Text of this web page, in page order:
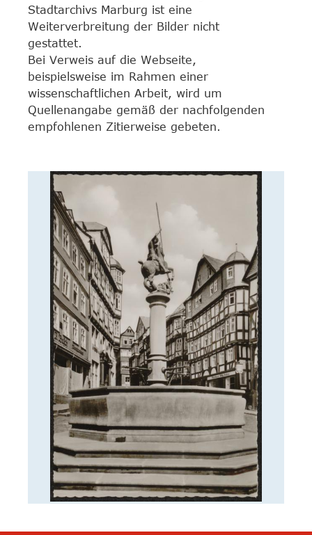
Stadtarchivs Marburg ist eine
Weiterverbreitung der Bilder nicht
gestattet.
Bei Verweis auf die Webseite,
beispielsweise im Rahmen einer
wissenschaftlichen Arbeit, wird um
Quellenangabe gemäß der nachfolgenden
empfohlenen Zitierweise gebeten.